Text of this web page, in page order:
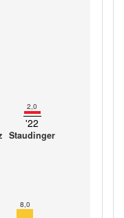
2,0
'22
Staudinger
8,0